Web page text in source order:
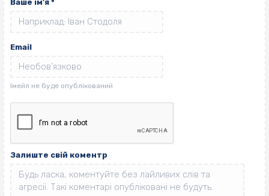
Ваше ім'я *
Email
Залиште свій коментр